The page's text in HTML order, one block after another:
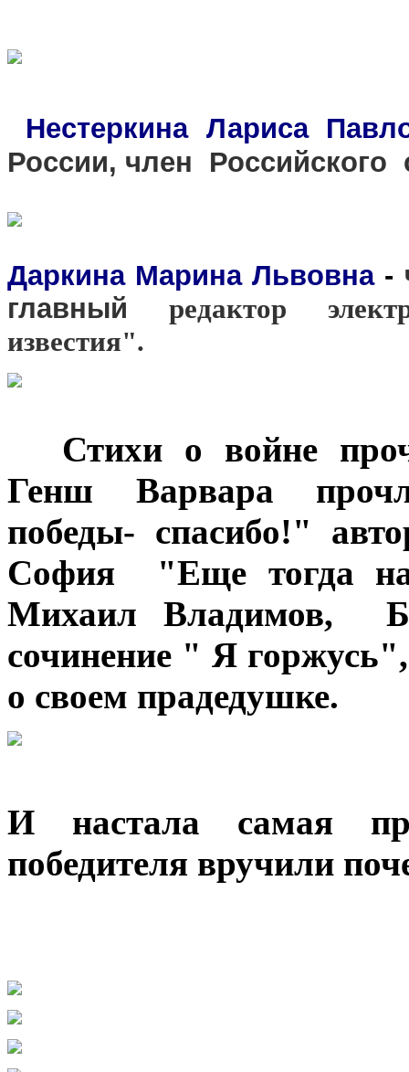
Нестеркина Лариса
России, член Российского
Даркина Марина Львовна-
главный редактор
известия".
Стихи о войне
Генш Варвара
победы- спасибо!"
София "Еще тогда
Михаил Владимов,
сочинение " Я
о своем прадедушке.
И настала самая
победителя вручили